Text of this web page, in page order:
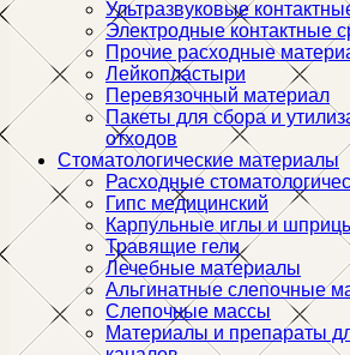
Ультразвуковые
Электродные контактные
Прочие расходные
Лейкопластыри
Перевязочный материал
Пакеты для сбора и
отходов
Стоматологические материалы
Расходные
Гипс медицинский
Карпульные иглы и
Травящие гели
Лечебные материалы
Альгинатные слепочные
Слепочные массы
Материалы и препараты